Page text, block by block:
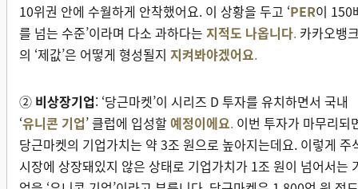
10위권 안에 수월하게 안착했어요. 이 상황을 두고 ‘PER이 150
를 넘는 수준’이라며 다소 과하다는 지적도 나옵니다. 카카오뱅
의 ‘제값’은 어떻게 형성될지 지켜봐야겠어요.
② 비상장기업: ‘당근마켓’이 시리즈 D 투자를 유치하면서 국내
‘유니콘 기업’ 클럽에 입성할예정이에요. 이번 투자가 마무리되
당근마켓의 기업가치는 약 3조 원으로 높아지는데요. 이렇게 주
시장에 상장돼있지 않은 상태로 기업가치가 1조 원이 넘어서는